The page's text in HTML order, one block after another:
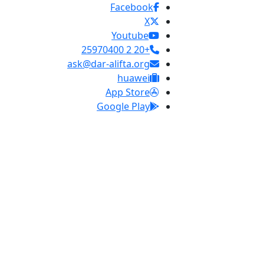
Facebook
X
Youtube
+20 2 25970400
ask@dar-alifta.org
huawei
App Store
Google Play